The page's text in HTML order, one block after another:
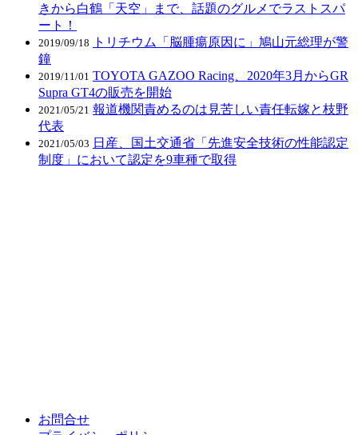
きから白鶴「天空」まで、話題のグルメでラストスパ
ート！
2019/09/18
トリチウム「脳腫瘍原因に」鳩山元総理が警
鐘
2019/11/01 TOYOTA GAZOO Racing、2020年3月からGR
Supra GT4の販売を開始
2021/05/21 報道機関責めるのは見苦しい責任転嫁と枝野
代表
2021/05/03 日産、国土交通省「先進安全技術の性能認定
制度」において認定を9車種で取得
お問合せ